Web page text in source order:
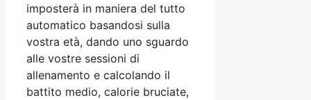
imposterà in maniera del tutto
automatico basandosi sulla
vostra età, dando uno sguardo
alle vostre sessioni di
allenamento e calcolando il
battito medio, calorie bruciate,